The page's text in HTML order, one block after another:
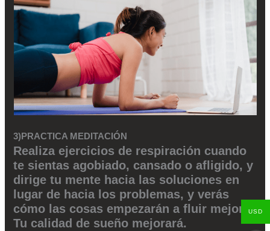
3)PRACTICA MEDITACIÓN
Realiza ejercicios de respiración cuando
te sientas agobiado, cansado o afligido, y
dirige tu mente hacia las soluciones en
lugar de hacia los problemas, y verás
cómo las cosas empezarán a fluir mejor.
Tu calidad de sueño mejorará.
USD